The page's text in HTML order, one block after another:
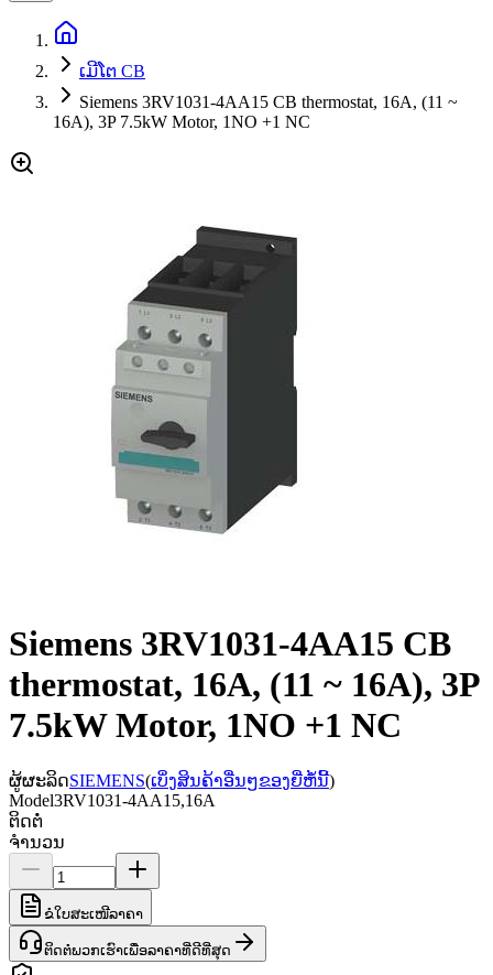
ເມີໂຕ CB
Siemens 3RV1031-4AA15 CB thermostat, 16A, (11 ~
16A), 3P 7.5kW Motor, 1NO +1 NC
Siemens 3RV1031-4AA15 CB
thermostat, 16A, (11 ~ 16A), 3P
7.5kW Motor, 1NO +1 NC
ຜູ້ຜະລິດSIEMENS(ເບິ່ງສິນຄ້າອື່ນໆຂອງຍີ່ຫໍ້ນີ້)
Model3RV1031-4AA15,16A
ຕິດຕໍ່
ຈຳນວນ
ຂໍໃບສະເໜີລາຄາ
ຕິດຕໍ່ພວກເຮົາເພື່ອລາຄາທີ່ດີທີ່ສຸດ